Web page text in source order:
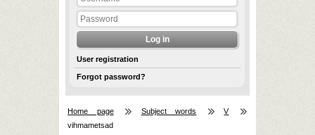
User registration
Forgot password?
Home page Subject words
V
vihmametsad